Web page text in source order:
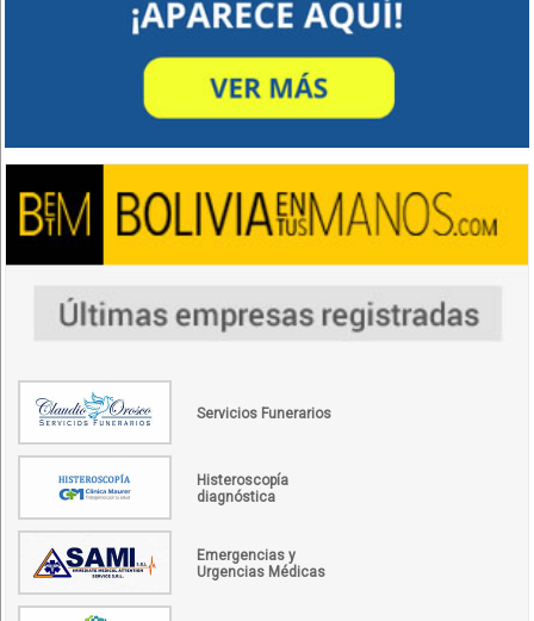
Servicios Funerarios
Histeroscopía
diagnóstica
Emergencias y
Urgencias Médicas